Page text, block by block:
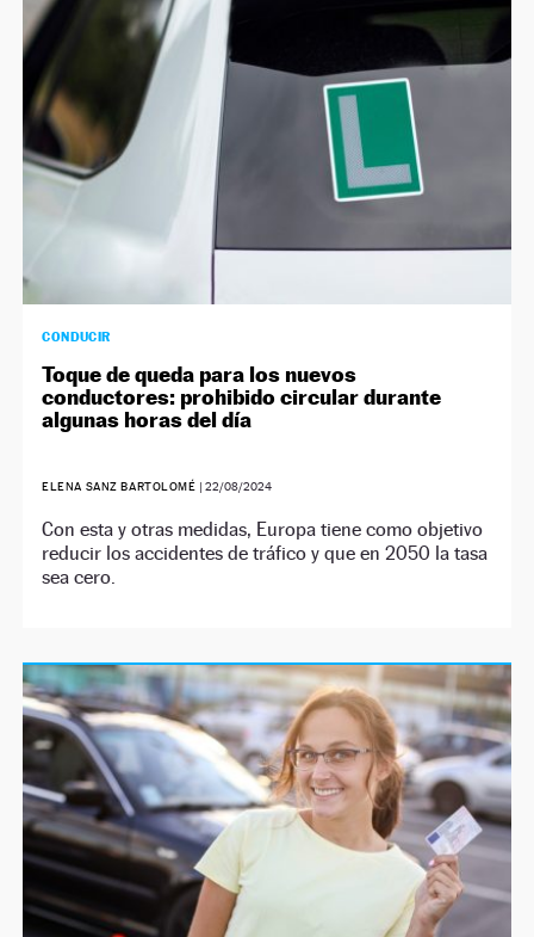
CONDUCIR
Toque de queda para los nuevos
conductores: prohibido circular durante
algunas horas del día
ELENA SANZ BARTOLOMÉ | 22/08/2024
Con esta y otras medidas, Europa tiene como objetivo
reducir los accidentes de tráfico y que en 2050 la tasa
sea cero.